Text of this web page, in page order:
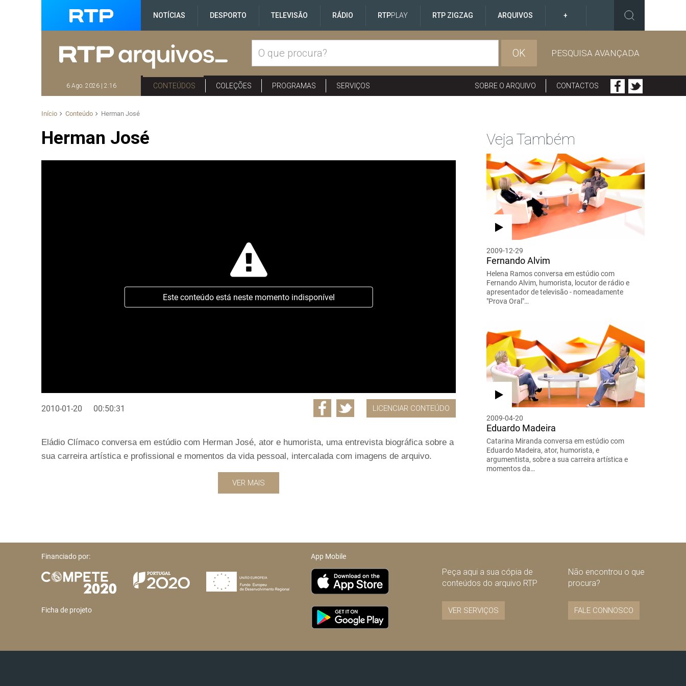
NOTÍCIAS DESPORTO TELEVISÃO RÁDIO RTPPLAY RTP ZIGZAG ARQUIVOS +
OK PESQUISA AVANÇADA
6 Ago. 2026 | 2:16 CONTEÚDOS COLEÇÕES PROGRAMAS SERVIÇOS SOBRE O ARQUIVO CONTACTOS
Início Conteúdo Herman José
Herman José
Este conteúdo está neste momento indisponível
2010-01-20 00:50:31 LICENCIAR CONTEÚDO
Eládio Clímaco conversa em estúdio com Herman José, ator e humorista, uma entrevista biográfica sobre a
sua carreira artística e profissional e momentos da vida pessoal, intercalada com imagens de arquivo.
VER MAIS
Veja Também
2009-12-29
Fernando Alvim
Helena Ramos conversa em estúdio com
Fernando Alvim, humorista, locutor de rádio e
apresentador de televisão - nomeadamente
"Prova Oral"…
2009-04-20
Eduardo Madeira
Catarina Miranda conversa em estúdio com
Eduardo Madeira, ator, humorista, e
argumentista, sobre a sua carreira artística e
momentos da…
Financiado por:
Ficha de projeto
App Mobile
Peça aqui a sua cópia de
conteúdos do arquivo RTP
VER SERVIÇOS
Não encontrou o que
procura?
FALE CONNOSCO